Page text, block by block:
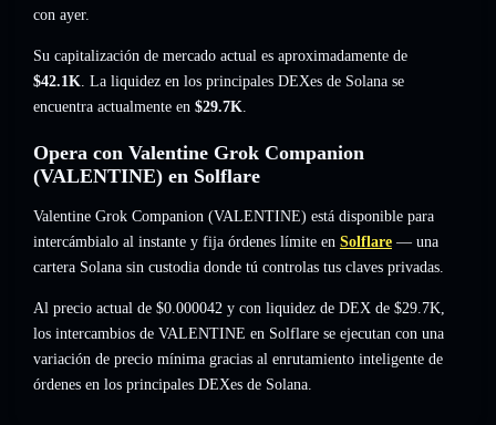
con ayer.
Su capitalización de mercado actual es aproximadamente de
$42.1K. La liquidez en los principales DEXes de Solana se
encuentra actualmente en $29.7K.
Opera con Valentine Grok Companion
(VALENTINE) en Solflare
Valentine Grok Companion (VALENTINE) está disponible para
intercámbialo al instante y fija órdenes límite en Solflare — una
cartera Solana sin custodia donde tú controlas tus claves privadas.
Al precio actual de $0.000042 y con liquidez de DEX de $29.7K,
los intercambios de VALENTINE en Solflare se ejecutan con una
variación de precio mínima gracias al enrutamiento inteligente de
órdenes en los principales DEXes de Solana.